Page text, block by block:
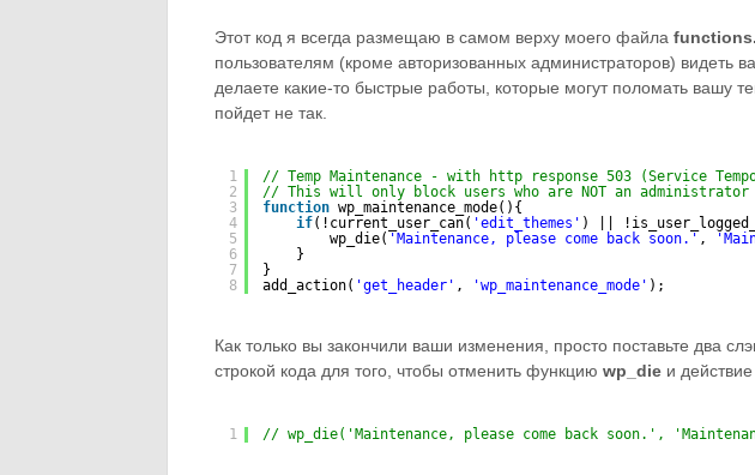
Этот код я всегда размещаю в самом верху моего файла
пользователям (кроме авторизованных администраторов) видеть
делаете какие-то быстрые работы, которые могут поломать вашу
пойдет не так.
1
2
3
4
5
6
7
8
// Temp Maintenance - with http response 503 (Service
// This will only block users who are NOT an administrator
function wp_maintenance_mode(){
if(!current_user_can( 'edit_themes' ) ||
wp_die( 'Maintenance, please come back soon.' ,
}
}
add_action( 'get_header' , 'wp_maintenance_mode' );
Как только вы закончили ваши изменения, просто поставьте два
строкой кода для того, чтобы отменить функцию wp_die и
1 // wp_die('Maintenance, please come back soon.',